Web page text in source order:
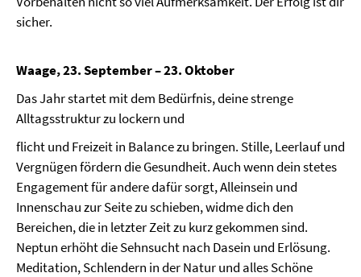
sicher.
Waage, 23. September – 23. Oktober
Das Jahr startet mit dem Bedürfnis, deine strenge
Alltagsstruktur zu lockern und
flicht und Freizeit in Balance zu bringen. Stille, Leerlauf und
Vergnügen fördern die Gesundheit. Auch wenn dein stetes
Engagement für andere dafür sorgt, Alleinsein und
Innenschau zur Seite zu schieben, widme dich den
Bereichen, die in letzter Zeit zu kurz gekommen sind.
Neptun erhöht die Sehnsucht nach Dasein und Erlösung.
Meditation, Schlendern in der Natur und alles Schöne